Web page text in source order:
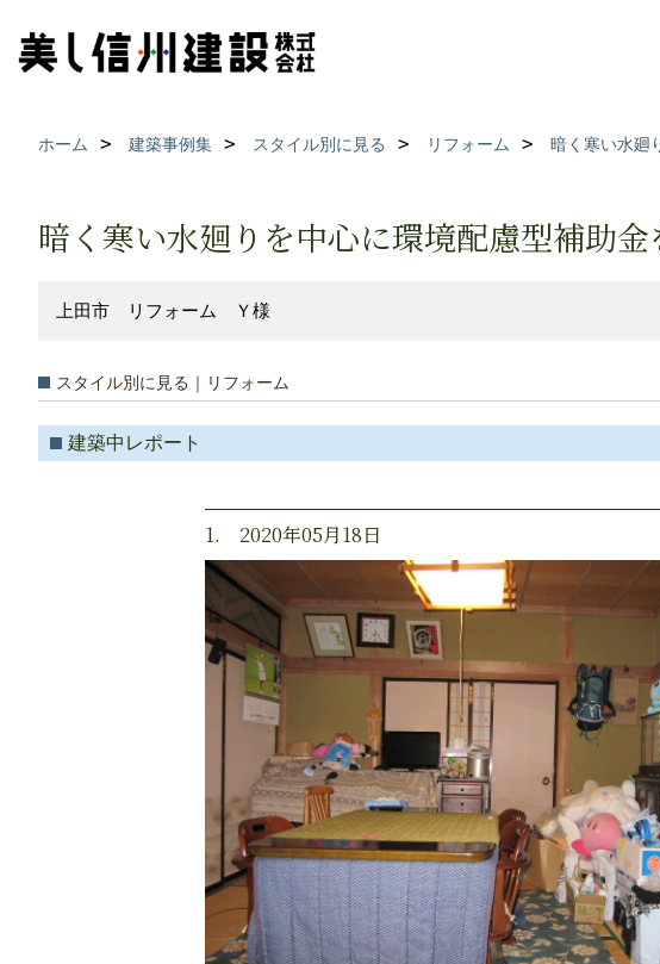
ホーム 建築事例集 スタイル別に見る リフォーム 暗く寒い水廻
暗く寒い水廻りを中心に環境配慮型補助
上田市 リフォーム Ｙ様
スタイル別に見る｜リフォーム
建築中レポート
1. 2020年05月18日